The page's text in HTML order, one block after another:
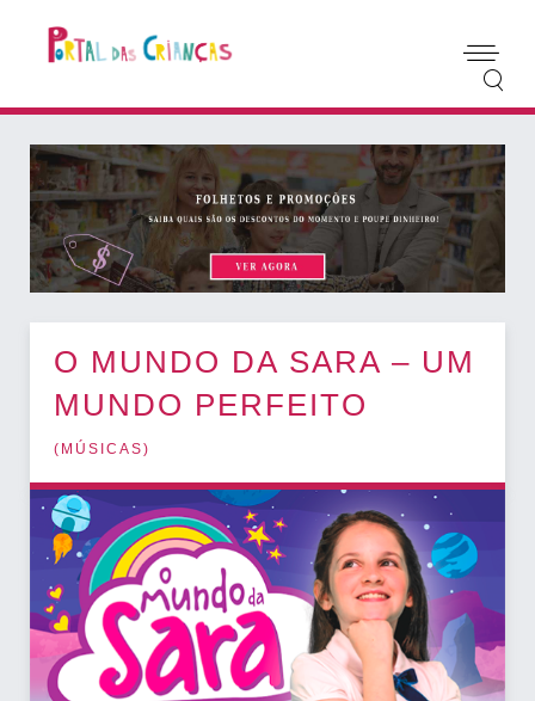
O MUNDO DA SARA – UM
MUNDO PERFEITO
( MÚSICAS)